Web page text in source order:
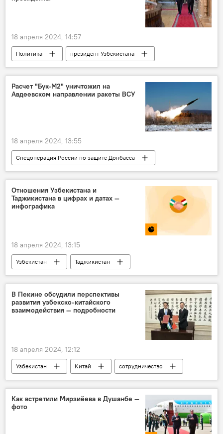
18 апреля 2024, 14:57
Политика
президент Узбекистана
Шавкат Мирзиёев
государственный визит
Таджикистан
Душанбе
Встреча
переговоры
Расчет "Бук-М2" уничтожил на
Авдеевском направлении ракеты ВСУ
18 апреля 2024, 13:55
Спецоперация России по защите Донбасса
В мире
Россия
ВСУ
вооружение
безопасность СВО
Отношения Узбекистана и
Таджикистана в цифрах и датах —
инфографика
18 апреля 2024, 13:15
Узбекистан
Таджикистан
сотрудничество
Инфографика
Узбекско-таджикские отношения
В Пекине обсудили перспективы
развития узбекско-китайского
взаимодействия — подробности
18 апреля 2024, 12:12
Узбекистан Китай
сотрудничество
Экономика
Инвестиции
Туризм
Пекин
Как встретили Мирзиёева в Душанбе —
фото